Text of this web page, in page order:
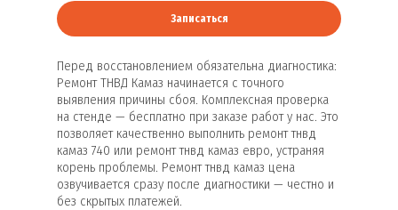
Перед восстановлением обязательна диагностика:
Ремонт ТНВД Камаз начинается с точного
выявления причины сбоя. Комплексная проверка
на стенде — бесплатно при заказе работ у нас. Это
позволяет качественно выполнить ремонт тнвд
камаз 740 или ремонт тнвд камаз евро, устраняя
корень проблемы. Ремонт тнвд камаз цена
озвучивается сразу после диагностики — честно и
без скрытых платежей.
Записаться